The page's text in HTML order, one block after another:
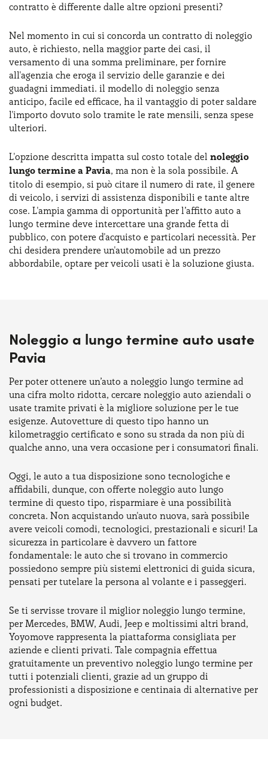
contratto è differente dalle altre opzioni presenti?
Nel momento in cui si concorda un contratto di noleggio
auto, è richiesto, nella maggior parte dei casi, il
versamento di una somma preliminare, per fornire
all'agenzia che eroga il servizio delle garanzie e dei
guadagni immediati. il modello di noleggio senza
anticipo, facile ed efficace, ha il vantaggio di poter saldare
l'importo dovuto solo tramite le rate mensili, senza spese
ulteriori.
L'opzione descritta impatta sul costo totale del noleggio
lungo termine a Pavia, ma non è la sola possibile. A
titolo di esempio, si può citare il numero di rate, il genere
di veicolo, i servizi di assistenza disponibili e tante altre
cose. L'ampia gamma di opportunità per l’affitto auto a
lungo termine deve intercettare una grande fetta di
pubblico, con potere d'acquisto e particolari necessità. Per
chi desidera prendere un'automobile ad un prezzo
abbordabile, optare per veicoli usati è la soluzione giusta.
Noleggio a lungo termine auto usate
Pavia
Per poter ottenere un’auto a noleggio lungo termine ad
una cifra molto ridotta, cercare noleggio auto aziendali o
usate tramite privati è la migliore soluzione per le tue
esigenze. Autovetture di questo tipo hanno un
kilometraggio certificato e sono su strada da non più di
qualche anno, una vera occasione per i consumatori finali.
Oggi, le auto a tua disposizione sono tecnologiche e
affidabili, dunque, con offerte noleggio auto lungo
termine di questo tipo, risparmiare è una possibilità
concreta. Non acquistando un'auto nuova, sarà possibile
avere veicoli comodi, tecnologici, prestazionali e sicuri! La
sicurezza in particolare è davvero un fattore
fondamentale: le auto che si trovano in commercio
possiedono sempre più sistemi elettronici di guida sicura,
pensati per tutelare la persona al volante e i passeggeri.
Se ti servisse trovare il miglior noleggio lungo termine,
per Mercedes, BMW, Audi, Jeep e moltissimi altri brand,
Yoyomove rappresenta la piattaforma consigliata per
aziende e clienti privati. Tale compagnia effettua
gratuitamente un preventivo noleggio lungo termine per
tutti i potenziali clienti, grazie ad un gruppo di
professionisti a disposizione e centinaia di alternative per
ogni budget.